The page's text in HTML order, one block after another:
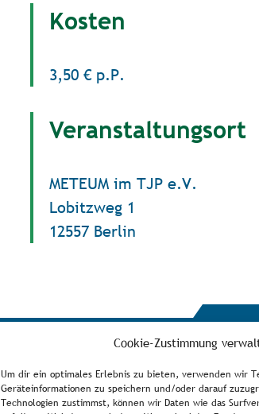
Cookie-Zustimmung
Um dir ein optimales Erlebnis zu bieten, verwenden wir
Geräteinformationen zu speichern und/oder darauf
Technologien zustimmst, können wir Daten wie das
Kosten
3,50 € p.P.
Veranstaltungsort
METEUM im TJP e.V.
Lobitzweg 1
12557 Berlin